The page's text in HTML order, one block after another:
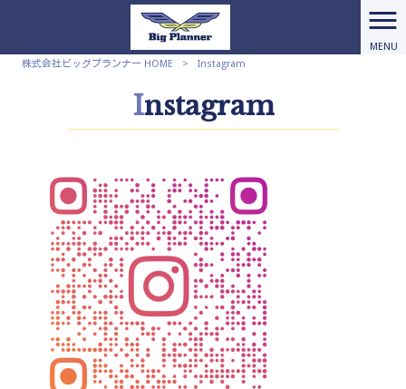
MENU
株式会社ビッグプランナー HOME
> Instagram
Instagram